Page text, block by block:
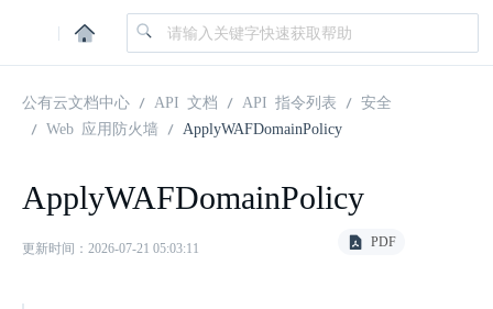
|
公有云文档中心 API 文档 API 指令列表
安全
Web 应用防火墙
ApplyWAFDomainPolicy
ApplyWAFDomainPolicy
更新时间：2026-07-21 05:03:11 PDF